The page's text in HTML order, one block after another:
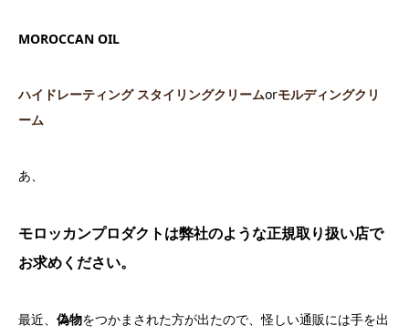
MOROCCAN OIL
ハイドレーティング スタイリングクリームorモルディングクリ
ーム
あ、
モロッカンプロダクトは弊社のような正規取り扱い店で
お求めください。
最近、 偽物をつかまされた方が出たので、怪しい通販には手を出